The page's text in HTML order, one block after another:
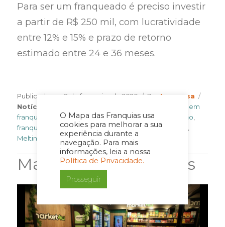
O Mapa das Franquias usa
cookies para melhorar a sua
experiência durante a
navegação. Para mais
informações, leia a nossa
Política de Privacidade.
Prosseguir
Para ser um franqueado é preciso investir
a partir de R$ 250 mil, com lucratividade
entre 12% e 15% e prazo de retorno
estimado entre 24 e 36 meses.
Publicado em2 de fevereiro de 2020 Por Author
Imprensa
Notícia
Dicas para investir em
franquias
Franquias baratas ,Franquias de alimentação
franquias lucrativas,franquias para investir,Gela Boca
Melting Burgers,Temaki Fry,Toutsie
Matérias Relacionadas